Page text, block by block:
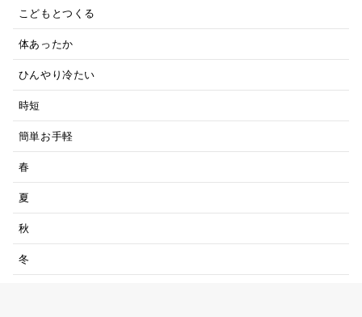
こどもとつくる
体あったか
ひんやり冷たい
時短
簡単お手軽
春
夏
秋
冬